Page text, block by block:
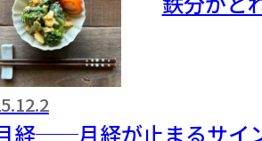
経──月経が止まるサイ